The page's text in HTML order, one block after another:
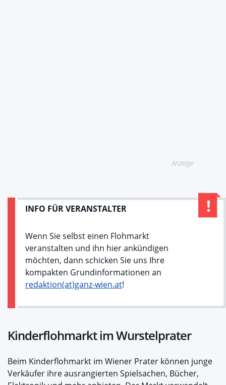
Anzeige
INFO FÜR VERANSTALTER
Wenn Sie selbst einen Flohmarkt
veranstalten und ihn hier ankündigen
möchten, dann schicken Sie uns Ihre
kompakten Grundinformationen an
redaktion(at)ganz-wien.at!
Kinderflohmarkt im Wurstelprater
Beim Kinderflohmarkt im Wiener Prater können junge
Verkäufer ihre ausrangierten Spielsachen, Bücher,